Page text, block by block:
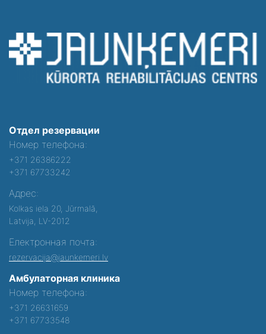
Отдел резервации
Номер телефона:
+371 26386222
+371 67733242
Адрес:
Kolkas iela 20, Jūrmalā,
Latvija, LV-2012
Електронная почта:
rezervacija@jaunkemeri.lv
Амбулаторная клиника
Номер телефона:
+371 26631659
+371 67733548